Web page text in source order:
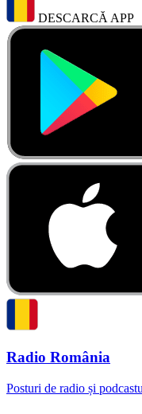
DESCARCĂ APP
Radio România
Posturi de radio și